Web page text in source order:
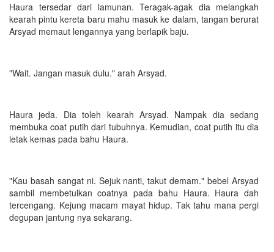
Haura tersedar dari lamunan. Teragak-agak dia melangkah
kearah pintu kereta baru mahu masuk ke dalam, tangan berurat
Arsyad memaut lengannya yang berlapik baju.
"Wait. Jangan masuk dulu." arah Arsyad.
Haura jeda. Dia toleh kearah Arsyad. Nampak dia sedang
membuka coat putih dari tubuhnya. Kemudian, coat putih itu dia
letak kemas pada bahu Haura.
"Kau basah sangat ni. Sejuk nanti, takut demam." bebel Arsyad
sambil membetulkan coatnya pada bahu Haura. Haura dah
tercengang. Kejung macam mayat hidup. Tak tahu mana pergi
degupan jantung nya sekarang.